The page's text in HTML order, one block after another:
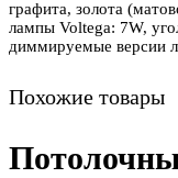
графита, золота
лампы Voltega: 7W,
диммируемые версии
Похожие товары